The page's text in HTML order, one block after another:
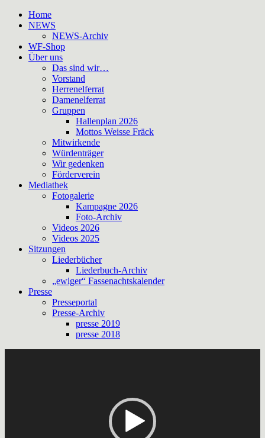
Home
NEWS
NEWS-Archiv
WF-Shop
Über uns
Das sind wir…
Vorstand
Herrenelferrat
Damenelferrat
Gruppen
Hallenplan 2026
Mottos Weisse Fräck
Mitwirkende
Würdenträger
Wir gedenken
Förderverein
Mediathek
Fotogalerie
Kampagne 2026
Foto-Archiv
Videos 2026
Videos 2025
Sitzungen
Liederbücher
Liederbuch-Archiv
„ewiger“ Fassenachtskalender
Presse
Presseportal
Presse-Archiv
presse 2019
presse 2018